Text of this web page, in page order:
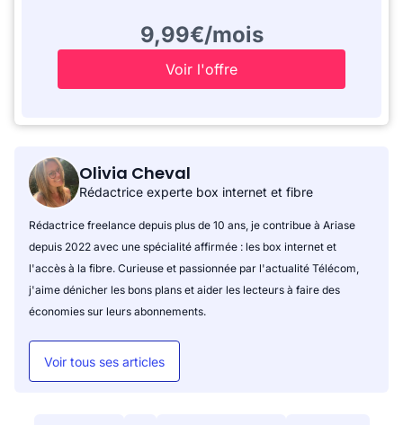
9,99€/mois
Voir l'offre
Olivia Cheval
Rédactrice experte box internet et fibre
Rédactrice freelance depuis plus de 10 ans, je contribue à Ariase
depuis 2022 avec une spécialité affirmée : les box internet et
l'accès à la fibre. Curieuse et passionnée par l'actualité Télécom,
j'aime dénicher les bons plans et aider les lecteurs à faire des
économies sur leurs abonnements.
Voir tous ses articles